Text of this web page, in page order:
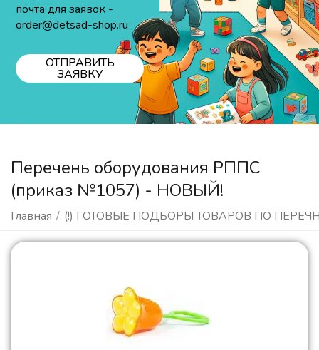
почта для заявок -
order@detsad-shop.ru
ОТПРАВИТЬ
ЗАЯВКУ
Перечень оборудования РППС
(приказ №1057) - НОВЫЙ!
Главная / (!) ГОТОВЫЕ ПОДБОРЫ ТОВАРОВ ПО